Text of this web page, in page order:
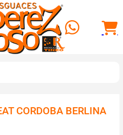
CORDOBA BERLINA